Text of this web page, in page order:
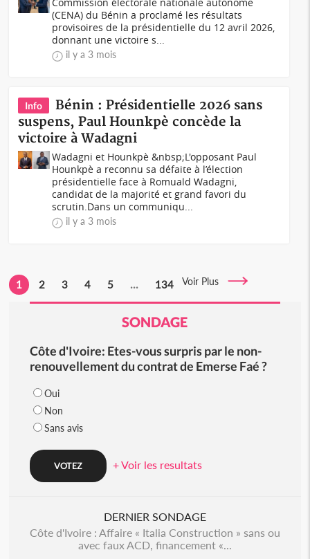
(CENA) du Bénin a proclamé les résultats
provisoires de la présidentielle du 12 avril 2026,
donnant une victoire s...
il y a 3 mois
Info
Bénin : Présidentielle 2026 sans
suspens, Paul Hounkpè concède la
victoire à Wadagni
Wadagni et Hounkpè &nbsp;L'opposant Paul
Hounkpè a reconnu sa défaite à l’élection
présidentielle face à Romuald Wadagni,
candidat de la majorité et grand favori du
scrutin.Dans un communiqu...
il y a 3 mois
1 2 3 4 5 ... 134 Voir Plus
SONDAGE
Côte d'Ivoire: Etes-vous surpris par le non-
renouvellement du contrat de Emerse Faé ?
Oui
Non
Sans avis
+ Voir les resultats
DERNIER SONDAGE
Côte d'Ivoire : Affaire « Italia Construction » sans ou
avec faux ACD, financement «...